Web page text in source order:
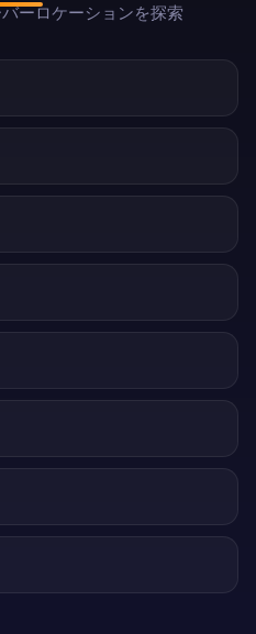
ーロケーションを探索